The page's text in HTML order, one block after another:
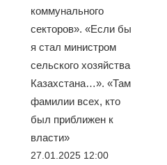
коммунального
секторов». «Если бы
я стал министром
сельского хозяйства
Казахстана…». «Там
фамилии всех, кто
был приближен к
власти»
27.01.2025 12:00